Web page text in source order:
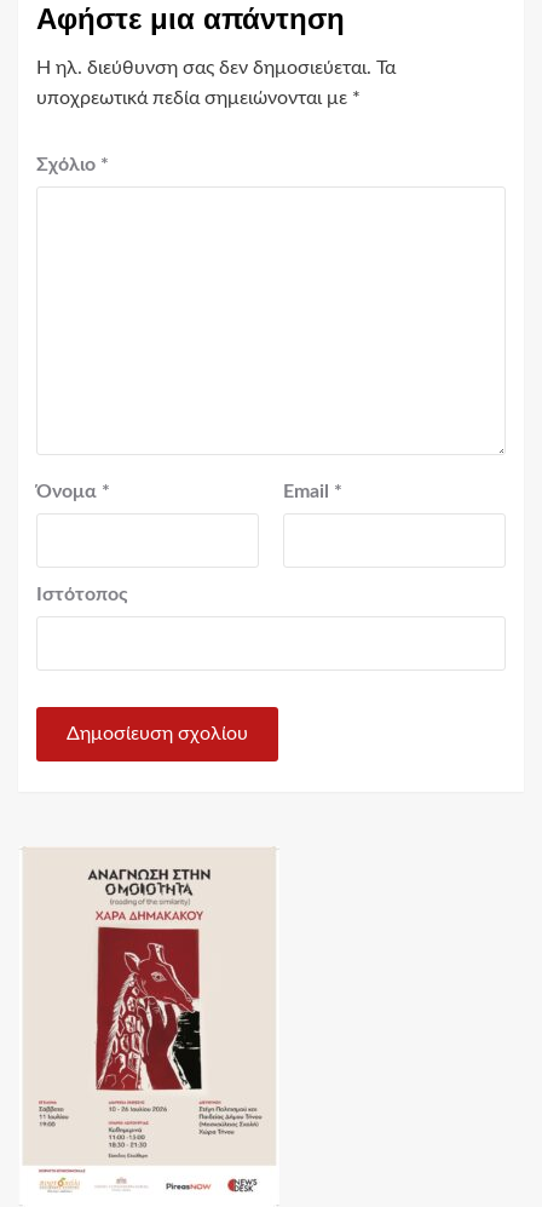
Αφήστε μια απάντηση
Η ηλ. διεύθυνση σας δεν δημοσιεύεται. Τα
υποχρεωτικά πεδία σημειώνονται με *
Σχόλιο *
Όνομα * Email *
Ιστότοπος